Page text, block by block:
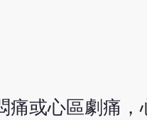
痛或心區劇痛，